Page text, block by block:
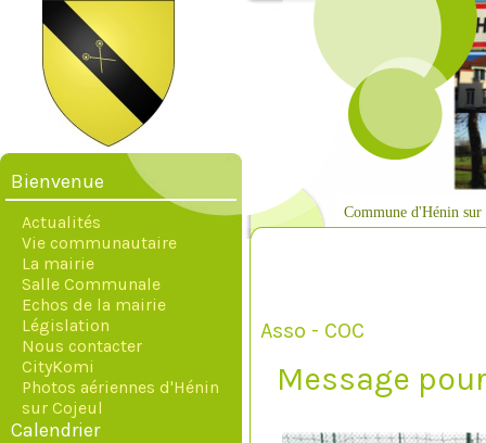
Commune d'Hénin sur
Bienvenue
Actualités
Vie communautaire
La mairie
Salle Communale
Echos de la mairie
Législation
Nous contacter
CityKomi
Photos aériennes d'Hénin
sur Cojeul
Calendrier
Asso - COC
Message